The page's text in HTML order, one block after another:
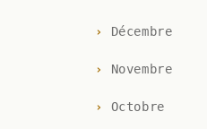
Décembre
Novembre
Octobre